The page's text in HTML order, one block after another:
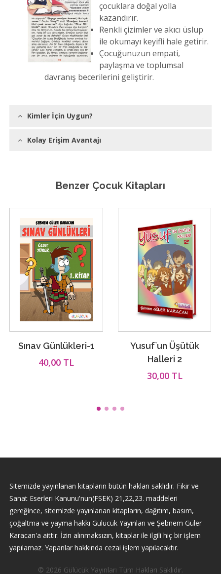
çocuklara doğal yolla
kazandırır.
Renkli çizimler ve akıcı üslup
ile okumayı keyifli hale getirir.
Çocuğunuzun empati,
paylaşma ve toplumsal
davranış becerilerini geliştirir.
Kimler İçin Uygun?
Kolay Erişim Avantajı
Benzer Çocuk Kitapları
Sınav Günlükleri-1
40,00 TL
Yusuf`un Üşütük
Halleri 2
30,00 TL
Sitemizde yayınlanan kitapların bütün hakları saklıdır. Fikir ve
Sanat Eserleri Kanunu'nun(FSEK) 21,22,23. maddeleri
gereğince, sitemizde yayınlanan kitapların, dağıtım, basım,
çoğaltma ve yayma hakkı Gülücük Yayınları ve Şebnem Güler
Karacan'a aittir. İzin alınmaksızın, kitaplar ile ilgili hiç bir işlem
yapılamaz. Yapanlar hakkında cezai işlem yapılacaktır.
© 2026 Gülücük Yayınları Tüm Hakları Saklıdır.